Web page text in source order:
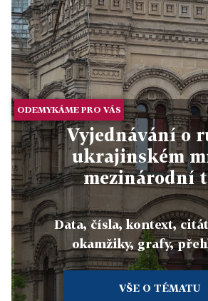
ODEMYKÁME PRO VÁS
Vyjednávání o
ukrajinském
mezinárodní
Data, čísla, kontext,
okamžiky, grafy,
VŠE O TÉMATU